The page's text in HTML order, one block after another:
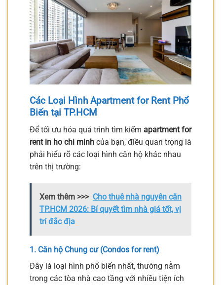
Các Loại Hình Apartment for Rent Phổ
Biến tại TP.HCM
Để tối ưu hóa quá trình tìm kiếm apartment for
rent in ho chi minh của bạn, điều quan trọng là
phải hiểu rõ các loại hình căn hộ khác nhau
trên thị trường:
Xem thêm >>> Cho thuê nhà nguyên căn
TP.HCM 2026: Bí quyết tìm nhà giá tốt, vị
trí đắc địa
1. Căn hộ Chung cư (Condos for rent)
Đây là loại hình phổ biến nhất, thường nằm
trong các tòa nhà cao tầng với nhiều tiện ích